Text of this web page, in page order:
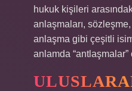
hukuk kişileri
anlaşmaları,
anlaşma gibi çeşitli
anlamda “antlaşmalar”